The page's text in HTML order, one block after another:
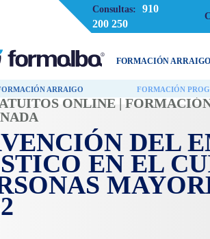
Consultas:
910
200 250
FORMACIÓN ARRAIGO
ARRAIGO FORMACIÓN
ONLINE |
DEL
EN EL